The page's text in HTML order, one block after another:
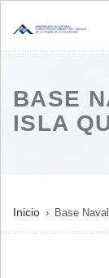
BASE
ISLA
ENLACES
Inicio Base